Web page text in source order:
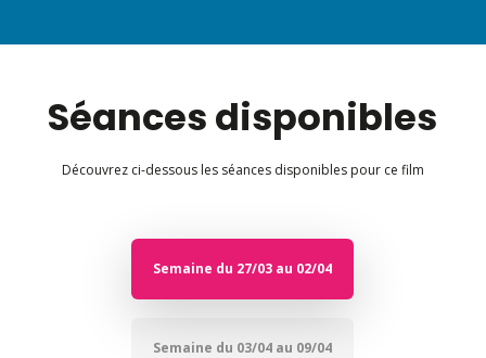
Séances disponibles
Découvrez ci-dessous les séances disponibles pour ce film
Semaine du 27/03 au 02/04
Semaine du 03/04 au 09/04